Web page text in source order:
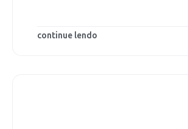
continue lendo